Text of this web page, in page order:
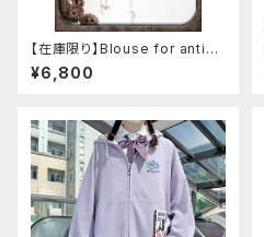
【在庫限り】Blouse for antiqu
e automaton
¥6,800